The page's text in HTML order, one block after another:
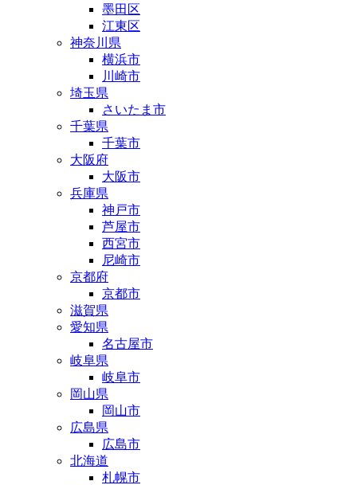
墨田区
江東区
神奈川県
横浜市
川崎市
埼玉県
さいたま市
千葉県
千葉市
大阪府
大阪市
兵庫県
神戸市
芦屋市
西宮市
尼崎市
京都府
京都市
滋賀県
愛知県
名古屋市
岐阜県
岐阜市
岡山県
岡山市
広島県
広島市
北海道
札幌市